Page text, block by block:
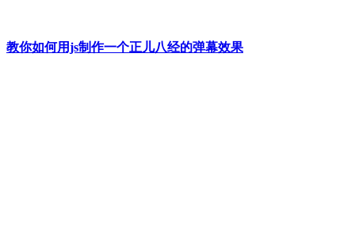
教你如何用js制作一个正儿八经的弹幕效果